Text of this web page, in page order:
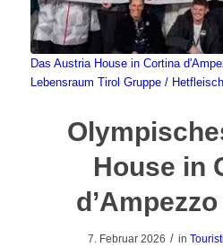
Das Austria House in Cortina
Lebensraum Tirol Gruppe / Hetfleisch
House in
7. Februar 2026 / in